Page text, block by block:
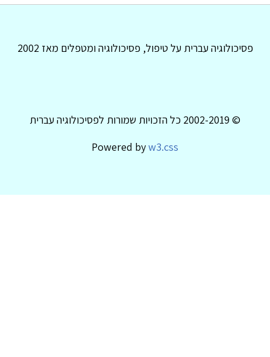
פסיכולוגיה עברית על טיפול, פסיכולוגיה ומטפלים מאז 2002
© 2002-2019 כל הזכויות שמורות לפסיכולוגיה עברית
Powered byw3.css